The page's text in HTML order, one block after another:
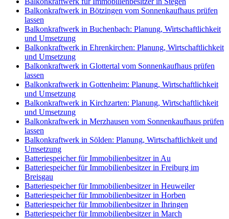
Balkonkraftwerk in Bötzingen vom Sonnenkaufhaus prüfen
lassen
Balkonkraftwerk in Buchenbach: Planung, Wirtschaftlichkeit
und Umsetzung
Balkonkraftwerk in Ehrenkirchen: Planung, Wirtschaftlichkeit
und Umsetzung
Balkonkraftwerk in Glottertal vom Sonnenkaufhaus prüfen
lassen
Balkonkraftwerk in Gottenheim: Planung, Wirtschaftlichkeit
und Umsetzung
Balkonkraftwerk in Kirchzarten: Planung, Wirtschaftlichkeit
und Umsetzung
Balkonkraftwerk in Merzhausen vom Sonnenkaufhaus prüfen
lassen
Balkonkraftwerk in Sölden: Planung, Wirtschaftlichkeit und
Umsetzung
Batteriespeicher für Immobilienbesitzer in Au
Batteriespeicher für Immobilienbesitzer in Freiburg im
Breisgau
Batteriespeicher für Immobilienbesitzer in Heuweiler
Batteriespeicher für Immobilienbesitzer in Horben
Batteriespeicher für Immobilienbesitzer in Ihringen
Batteriespeicher für Immobilienbesitzer in March